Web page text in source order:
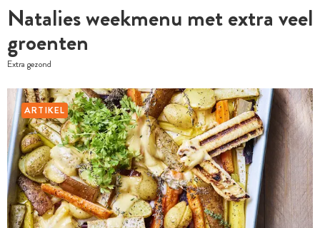
Natalies weekmenu met extra veel
groenten
Extra gezond
ARTIKEL